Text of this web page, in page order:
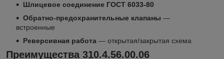
Шлицевое соединение ГОСТ 6033-80
Обратно-предохранительные клапаны —
встроенные
Реверсивная работа — открытая/закрытая схема
Преимущества 310.4.56.00.06